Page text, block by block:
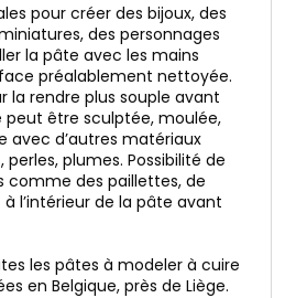
pour créer des bijoux, des
des personnages
la pâte avec les mains
préalablement nettoyée.
la rendre plus souple avant
peut être sculptée, moulée,
avec d’autres matériaux
plumes. Possibilité de
comme des paillettes, de
l’intérieur de la pâte avant
les pâtes à modeler à cuire
en Belgique, près de Liège.